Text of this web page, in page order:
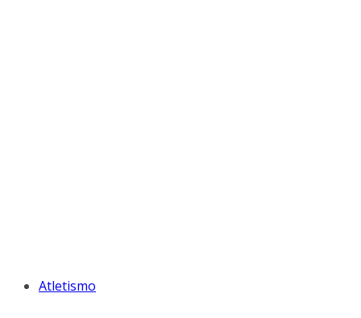
Atletismo